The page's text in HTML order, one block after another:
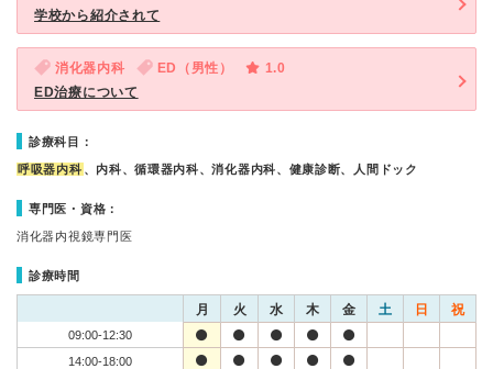
学校から紹介されて
消化器内科 ED（男性）
1.0
ED治療について
診療科目：
呼吸器内科 、内科、循環器内科、消化器内科、健康診断、人間ドック
専門医・資格：
消化器内視鏡専門医
診療時間
月 火 水 木 金 土 日 祝
09:00-12:30
14:00-18:00